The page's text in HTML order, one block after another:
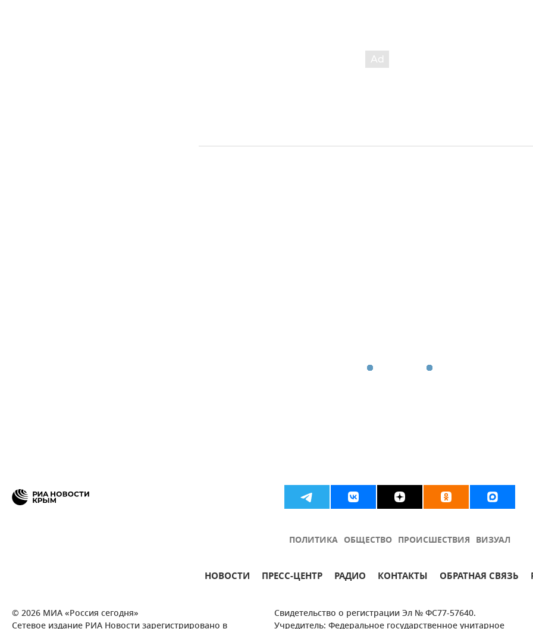
ПОЛИТИКА ОБЩЕСТВО ПРОИСШЕСТВИЯ ВИЗУАЛ
НОВОСТИ ПРЕСС-ЦЕНТР РАДИО КОНТАКТЫ ОБРАТНАЯ СВЯЗЬ
© 2026 МИА «Россия сегодня»
Свидетельство о регистрации Эл № ФС77-57640.